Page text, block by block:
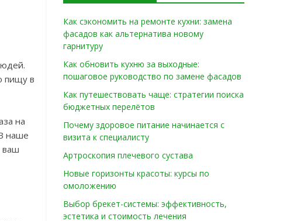
пищу в
на
наше
ваш
Как сэкономить на ремонте кухни: замена
фасадов как альтернатива новому
гарнитуру
Как обновить кухню за выходные:
пошаговое руководство по замене фасадов
Как путешествовать чаще: стратегии поиска
бюджетных перелётов
Почему здоровое питание начинается с
визита к специалисту
Артроскопия плечевого сустава
Новые горизонты красоты: курсы по
омоложению
Выбор брекет-системы: эффективность,
эстетика и стоимость лечения